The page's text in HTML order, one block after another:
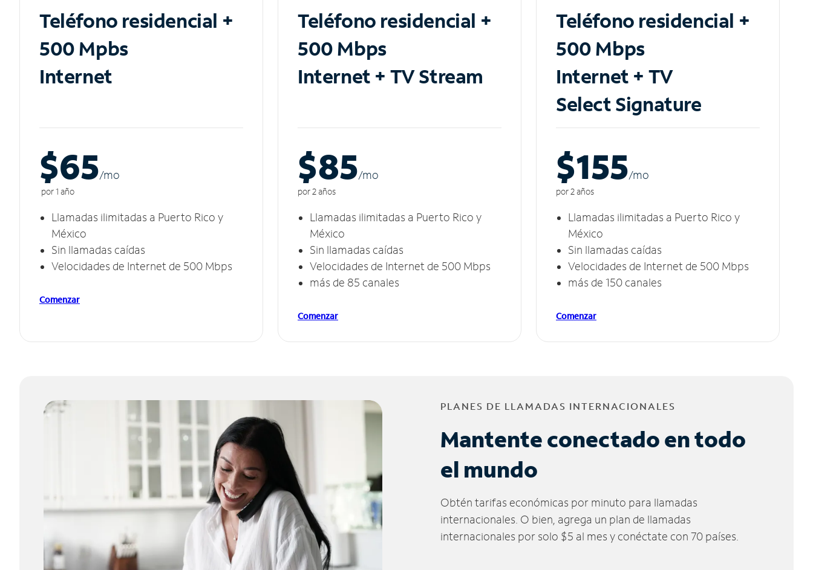
Teléfono residencial +
500 Mpbs
Internet
$65/mo
por 1 año
Llamadas ilimitadas a Puerto Rico y
México
Sin llamadas caídas
Velocidades de Internet de 500 Mbps
Comenzar
Teléfono residencial +
500 Mbps
Internet + TV Stream
$85/mo
por 2 años
Llamadas ilimitadas a Puerto Rico y
México
Sin llamadas caídas
Velocidades de Internet de 500 Mbps
más de 85 canales
Comenzar
Teléfono residencial +
500 Mbps
Internet + TV
Select Signature
$155/mo
por 2 años
Llamadas ilimitadas a Puerto Rico y
México
Sin llamadas caídas
Velocidades de Internet de 500 Mbps
más de 150 canales
Comenzar
PLANES DE LLAMADAS INTERNACIONALES
Mantente conectado en todo
el mundo
Obtén tarifas económicas por minuto para llamadas
internacionales. O bien, agrega un plan de llamadas
internacionales por solo $5 al mes y conéctate con 70 países.